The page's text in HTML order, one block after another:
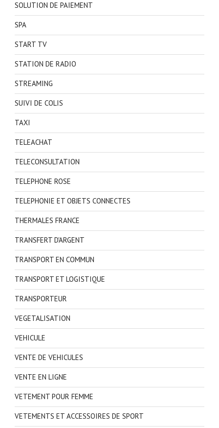
SOLUTION DE PAIEMENT
SPA
START TV
STATION DE RADIO
STREAMING
SUIVI DE COLIS
TAXI
TELEACHAT
TELECONSULTATION
TELEPHONE ROSE
TELEPHONIE ET OBJETS CONNECTES
THERMALES FRANCE
TRANSFERT D'ARGENT
TRANSPORT EN COMMUN
TRANSPORT ET LOGISTIQUE
TRANSPORTEUR
VEGETALISATION
VEHICULE
VENTE DE VEHICULES
VENTE EN LIGNE
VETEMENT POUR FEMME
VETEMENTS ET ACCESSOIRES DE SPORT